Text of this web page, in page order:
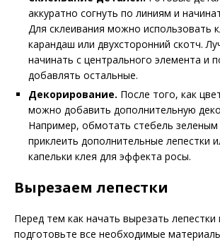
аккуратно согнуть по линиям и
Для склеивания можно использовать
карандаш или двухсторонний скотч.
начинать с центрального элемента и
добавлять остальные.
Декорирование. После того, как
можно добавить дополнительную
Например, обмотать стебель зеленым
приклеить дополнительные лепестки
капельки клея для эффекта росы.
Вырезаем лепестки
Перед тем как начать вырезать лепестки
подготовьте все необходимые